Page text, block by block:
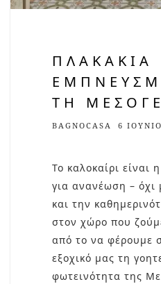
ΠΛΑΚΆΚΙΑ
ΤΗ
BAGNOCASA 6
Το καλοκαίρι είναι
για ανανέωση – όχι
και την
στον χώρο που
από το να φέρουμε
εξοχικό μας τη
φωτεινότητα της